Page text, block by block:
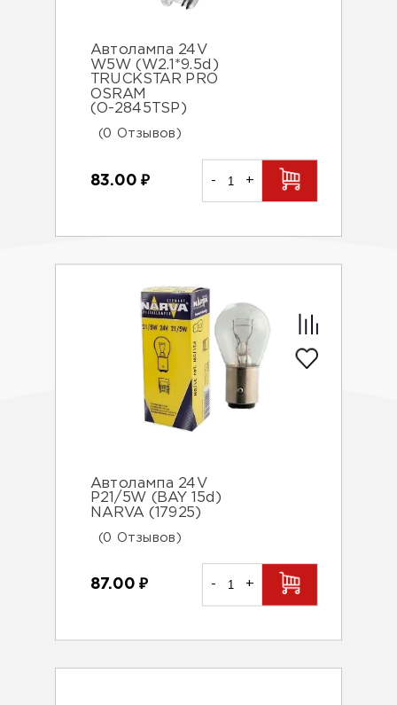
Автолампа 24V
W5W (W2.1*9.5d)
TRUCKSTAR PRO
OSRAM
(О-2845TSP)
(0 Отзывов)
83.00₽ - +
Автолампа 24V
P21/5W (BAY 15d)
NARVA (17925)
(0 Отзывов)
87.00₽ - +